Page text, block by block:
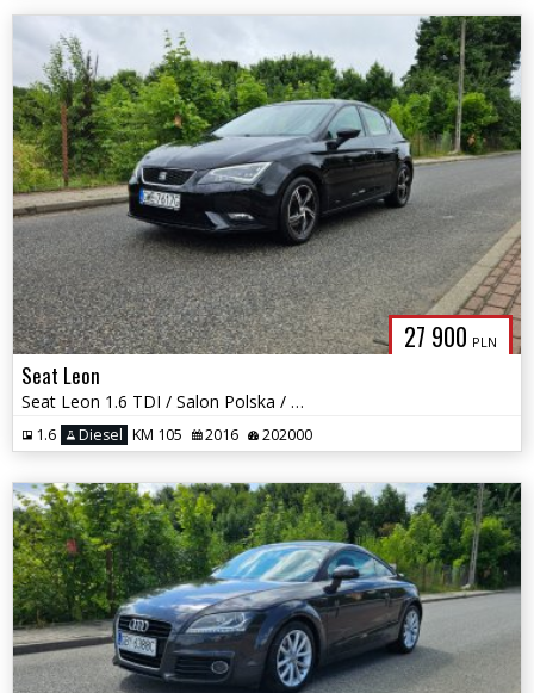
27 900 PLN
Seat Leon
Seat Leon 1.6 TDI / Salon Polska / 1 Właściciel / Full Led / Okazja
1.6 Diesel KM 105 2016 202000